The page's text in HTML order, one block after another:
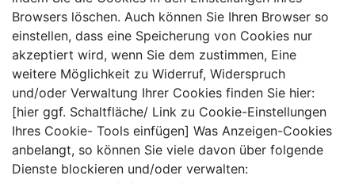
Browsers löschen. Auch können Sie Ihren Browser so
einstellen, dass eine Speicherung von Cookies nur
akzeptiert wird, wenn Sie dem zustimmen, Eine
weitere Möglichkeit zu Widerruf, Widerspruch
und/oder Verwaltung Ihrer Cookies finden Sie hier:
[hier ggf. Schaltfläche/ Link zu Cookie-Einstellungen
Ihres Cookie- Tools einfügen] Was Anzeigen-Cookies
anbelangt, so können Sie viele davon über folgende
Dienste blockieren und/oder verwalten: